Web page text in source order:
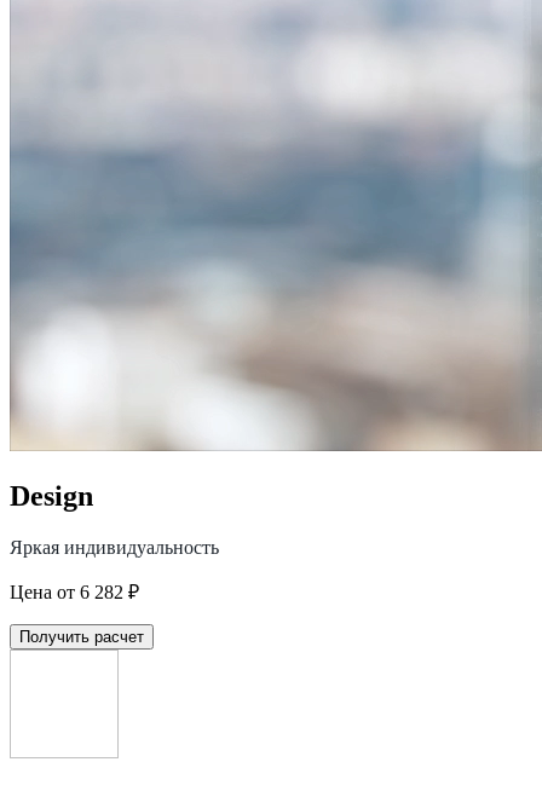
Design
Яркая индивидуальность
Цена от 6 282 ₽
Получить расчет